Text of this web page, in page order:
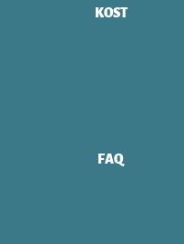
KOST
FAQ